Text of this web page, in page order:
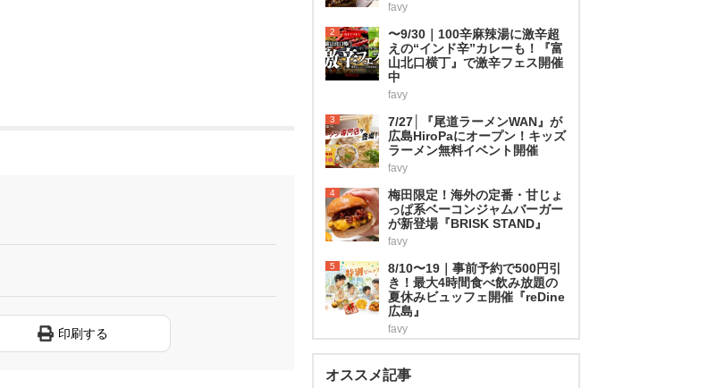
印刷する
favy
2
〜9/30｜100辛麻辣湯に激辛超
えの“インド辛”カレーも！『富
山北口横丁』で激辛フェス開催
中
favy
3
7/27│『尾道ラーメンWAN』が
広島HiroPaにオープン！キッズ
ラーメン無料イベント開催
favy
4
梅田限定！海外の定番・甘じょ
っぱ系ベーコンジャムバーガー
が新登場『BRISK STAND』
favy
5
8/10〜19｜事前予約で500円引
き！最大4時間食べ飲み放題の
夏休みビュッフェ開催『reDine
広島』
favy
オススメ記事